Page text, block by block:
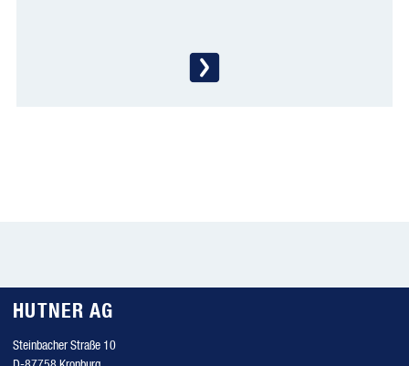
HUTNER AG
Steinbacher Straße 10